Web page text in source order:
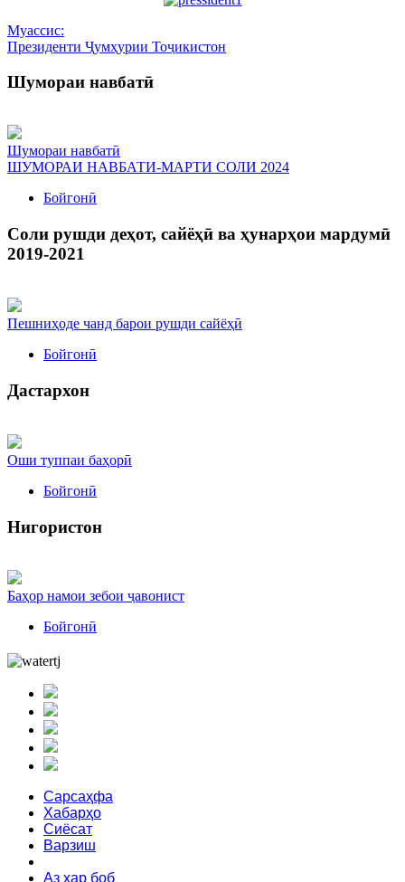
Муассис:
Президенти Ҷумҳурии Тоҷикистон
Шумораи навбатӣ
Шумораи навбатӣ
ШУМОРАИ НАВБАТИ-МАРТИ СОЛИ 2024
Бойгонӣ
Соли рушди деҳот, сайёҳӣ ва ҳунарҳои мардумӣ
2019-2021
Пешниҳоде чанд барои рушди сайёҳӣ
Бойгонӣ
Дастархон
Оши туппаи баҳорӣ
Бойгонӣ
Нигористон
Баҳор намои зебои ҷавонист
Бойгонӣ
Сарсаҳфа
Хабарҳо
Сиёсат
Варзиш
Аз ҳар боб